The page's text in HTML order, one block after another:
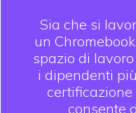
Sia che si
un
spazio di
i dipendenti
certificazione
consente